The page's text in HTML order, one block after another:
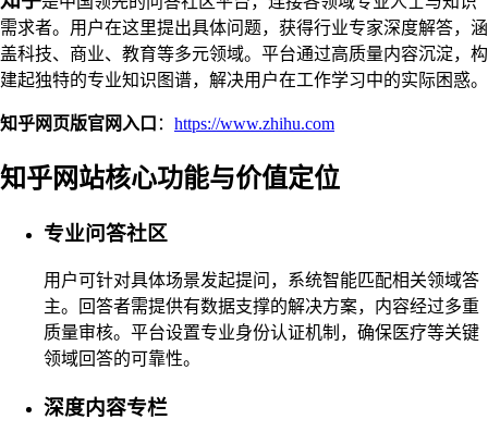
需求者。用户在这里提出具体问题，获得行业专家深度解答，涵
盖科技、商业、教育等多元领域。平台通过高质量内容沉淀，构
建起独特的专业知识图谱，解决用户在工作学习中的实际困惑。
知乎网页版官网入口 ： https://www.zhihu.com
知乎网站核心功能与价值定位
专业问答社区
用户可针对具体场景发起提问，系统智能匹配相关领域答
主。回答者需提供有数据支撑的解决方案，内容经过多重
质量审核。平台设置专业身份认证机制，确保医疗等关键
领域回答的可靠性。
深度内容专栏